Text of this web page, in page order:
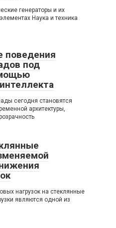
генераторы и их
Наука и техника
поведения
под
сегодня становятся
архитектуры,
нагрузок на стеклянные
являются одной из